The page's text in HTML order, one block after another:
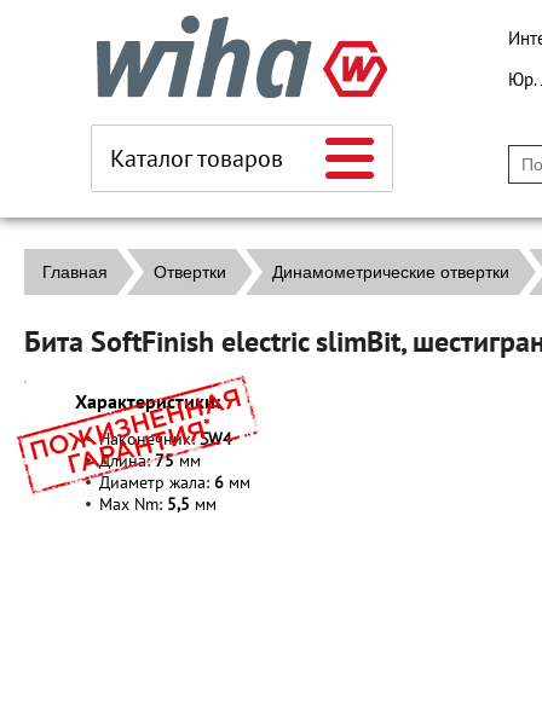
Каталог товаров
Юр.
Главная Отвертки Динамометрические отвертки
Бита SoftFinish electric slimBit,
Характеристики:
Наконечник:SW4
Длина:75мм
Диаметр жала: 6 мм
Max Nm: 5,5 мм